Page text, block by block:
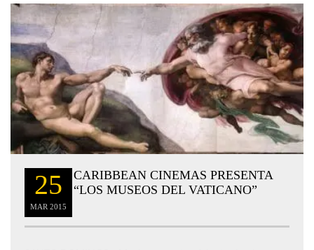
25
MAR 2015
CARIBBEAN CINEMAS PRESENTA
“LOS MUSEOS DEL VATICANO”